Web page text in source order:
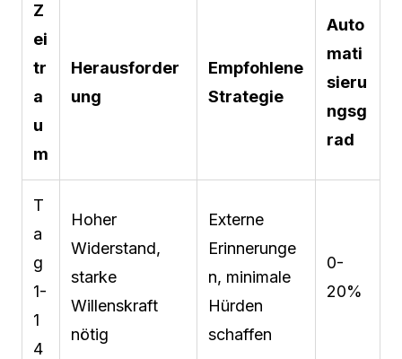
Z
ei
tr
a
u
m
Herausforder
ung
Empfohlene
Strategie
Auto
mati
sieru
ngsg
rad
T
a
g
1-
1
4
Hoher
Widerstand,
starke
Willenskraft
nötig
Externe
Erinnerunge
n, minimale
Hürden
schaffen
0-
20%